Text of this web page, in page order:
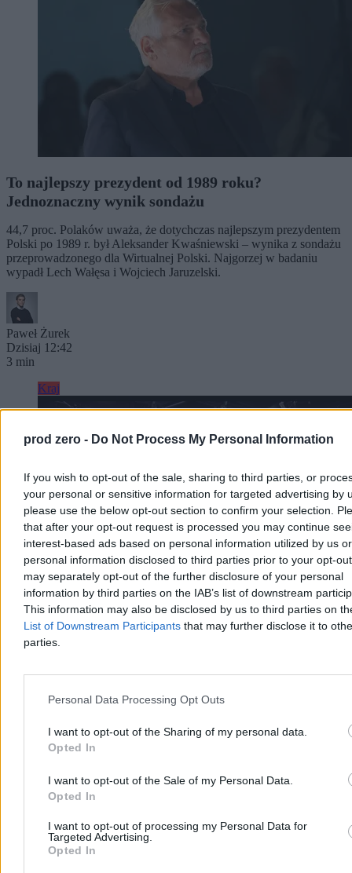
prod zero - Do Not Process My Personal Information
If you wish to opt-out of the sale, sharing to third parties, or
your personal or sensitive information for targeted advertising by
please use the below opt-out section to confirm your selection.
that after your opt-out request is processed you may continue
interest-based ads based on personal information utilized by us or
personal information disclosed to third parties prior to your opt-
may separately opt-out of the further disclosure of your personal
information by third parties on the IAB’s list of downstream
This information may also be disclosed by us to third parties on
List of Downstream Participants that may further disclose it to
parties.
Personal Data Processing Opt Outs
I want to opt-out of the Sharing of my personal data.
Opted In
I want to opt-out of the Sale of my Personal Data.
Opted In
I want to opt-out of processing my Personal Data for
Targeted Advertising.
Opted In
To najlepszy prezydent od 1989 roku?
Jednoznaczny wynik sondażu
44,7 proc. Polaków uważa, że dotychczas najlepszym prezydentem
Polski po 1989 r. był Aleksander Kwaśniewski – wynika z sondażu
przeprowadzonego dla Wirtualnej Polski. Najgorzej w badaniu
wypadł Lech Wałęsa i Wojciech Jaruzelski.
Paweł Żurek
Dzisiaj 12:42
3 min
Kraj
Kłótnia polityków o rakietę. Zembaczyński ostro
która w ubiegłym tygodniu eksplodowała w woj. lubelskim,
oraz Konfederacji oskarżyli rządzących o okłamywanie obywateli. –
Jakbym słuchał Russia Today: państwo nie działa, państwo z tektury
– odpierał te argumenty Witold Zembaczyński z KO.
Dzisiaj 11:22
Reklama